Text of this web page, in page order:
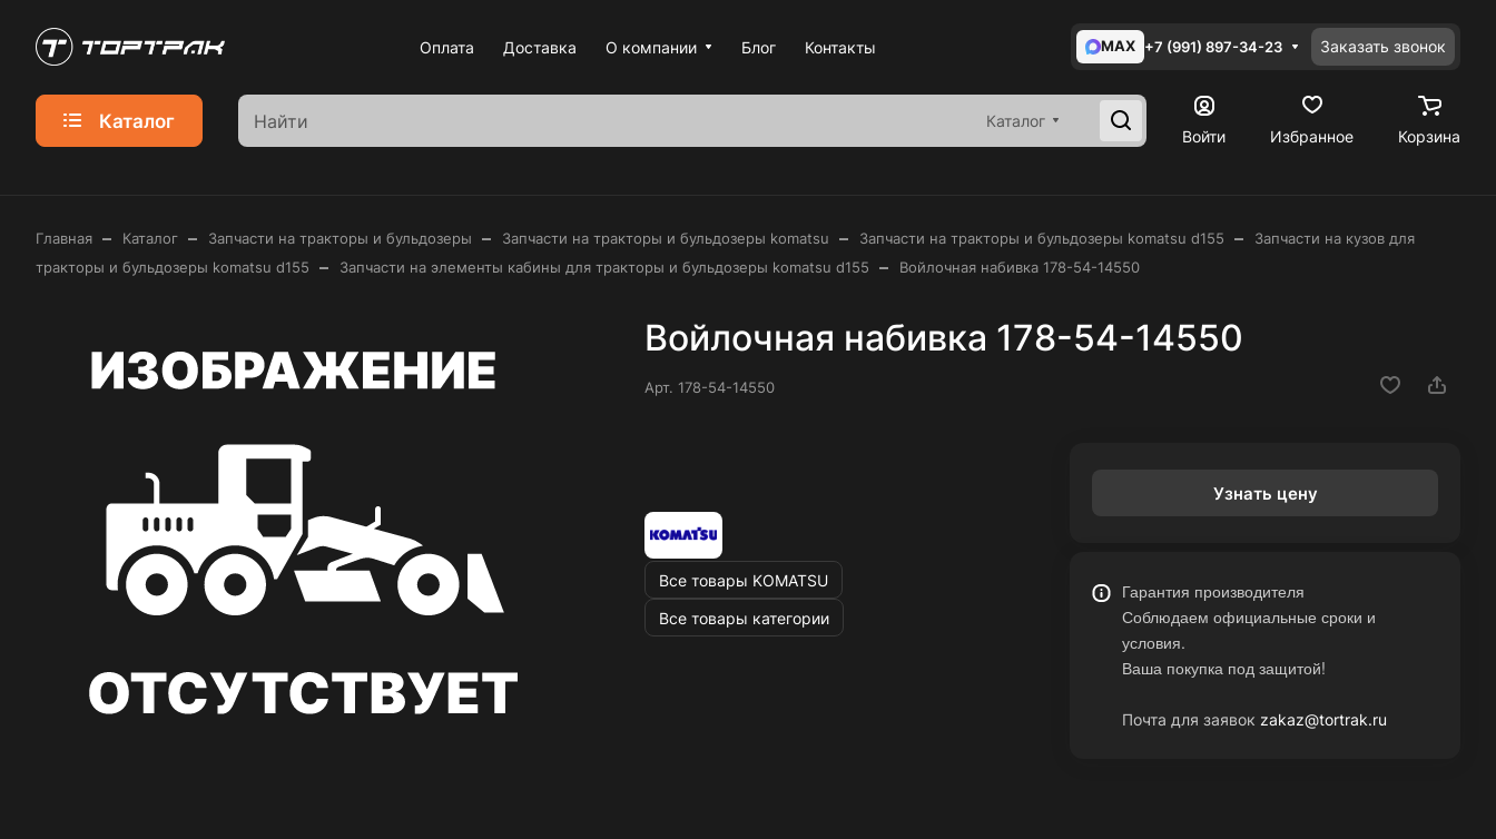
Оплата Доставка О компании Блог Контакты MAX +7 (991) 897-34-23 Заказать звонок
Каталог
Каталог
Войти
Избранное Корзина
Главная – Каталог – Запчасти на тракторы и бульдозеры – Запчасти на тракторы и бульдозеры komatsu – Запчасти на тракторы и бульдозеры komatsu d155 –
Запчасти на кузов для
тракторы и бульдозеры komatsu d155
– Запчасти на элементы кабины для тракторы и бульдозеры komatsu d155 – Войлочная набивка 178-54-14550
Войлочная набивка 178-54-14550
Арт. 178-54-14550
Все товары KOMATSU
Все товары категории
Узнать цену
Гарантия производителя
Соблюдаем официальные сроки и
условия.
Ваша покупка под защитой!
Почта для заявок zakaz@tortrak.ru